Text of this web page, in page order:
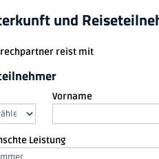
Unterkunft und
reist mit
Vorname
Leistung